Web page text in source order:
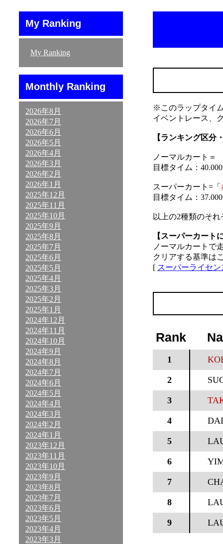
My Ranking
My Ranking
Monthly Ranking
2026年8月
2026年7月
2026年6月
2026年5月
2026年4月
2026年3月
2026年2月
2026年1月
2025年12月
2025年11月
2025年10月
2025年9月
2025年8月
2025年7月
2025年6月
2025年5月
2025年4月
2025年3月
2025年2月
2025年1月
2024年12月
2024年11月
2024年10月
2024年9月
2024年8月
2024年7月
2024年6月
2024年5月
2024年4月
2024年3月
2024年2月
2024年1月
2023年12月
2023年11月
2023年10月
2023年9月
2023年8月
2023年7月
2023年6月
2023年5月
2023年4月
2023年3月
※このラップタイ
イベントレース、
【ランキング区分
ノーマルカート＝
目標タイム：
スーパーカート=「
目標タイム：
以上の2種類のそ
【スーパーカート
ノーマルカートで
クリアする基準は
[ スーパーライセ
Rank
1
2
3
4
5
6
7
8
9